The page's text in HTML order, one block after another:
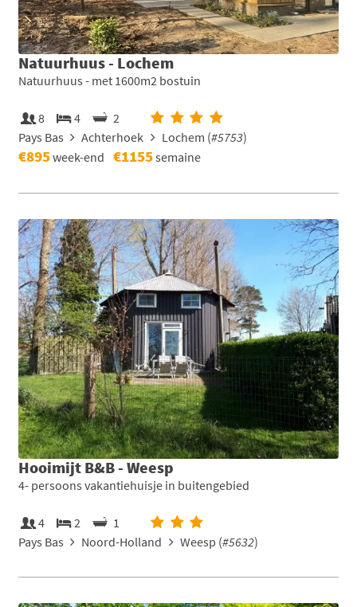
Natuurhuus - Lochem
Natuurhuus - met 1600m2 bostuin
8 4
2
Pays Bas
Achterhoek Lochem (#5753)
€895week-end €1155semaine
Hooimijt B&B - Weesp
4- persoons vakantiehuisje in buitengebied
4 2
1
Pays Bas
Noord-Holland Weesp (#5632)